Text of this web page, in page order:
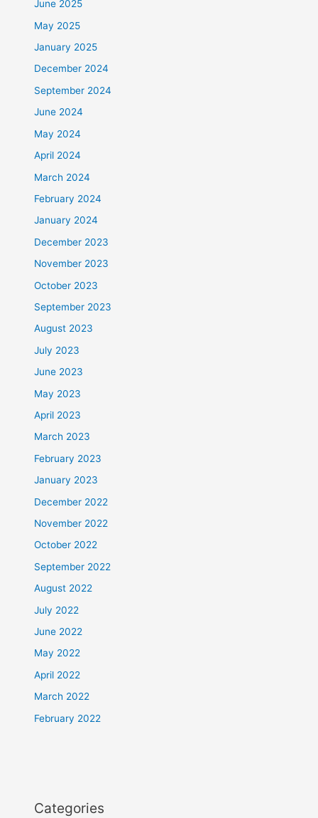
June 2025
May 2025
January 2025
December 2024
September 2024
June 2024
May 2024
April 2024
March 2024
February 2024
January 2024
December 2023
November 2023
October 2023
September 2023
August 2023
July 2023
June 2023
May 2023
April 2023
March 2023
February 2023
January 2023
December 2022
November 2022
October 2022
September 2022
August 2022
July 2022
June 2022
May 2022
April 2022
March 2022
February 2022
Categories